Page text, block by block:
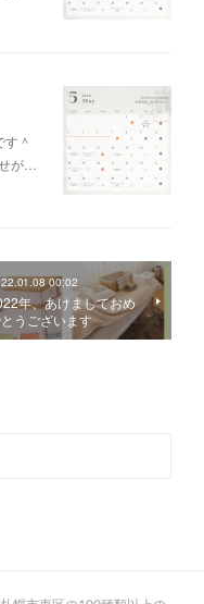
＾
が…
00:02
年、あけましておめ
うございます